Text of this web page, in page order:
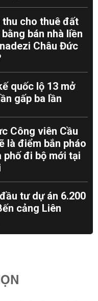
thu cho thuê đất
bán nhà liền
Châu Đức
quốc lộ 13 mở
gấp ba lần
Công viên Cầu
là điểm bắn pháo
phố đi bộ mới tại
tư dự án 6.200
cảng Liên